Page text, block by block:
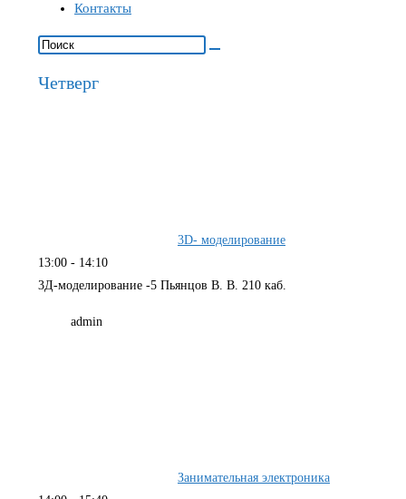
Контакты
Четверг
3D- моделирование
13:00 - 14:10
3Д-моделирование -5 Пьянцов В. В. 210 каб.
admin
Занимательная электроника